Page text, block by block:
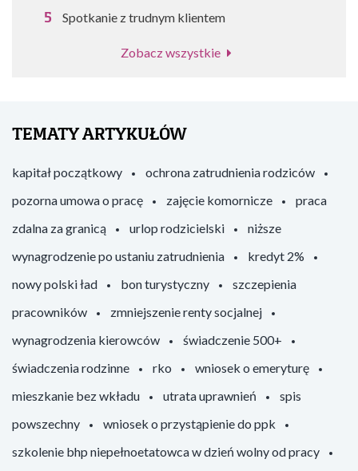
Spotkanie z trudnym klientem
Zobacz wszystkie
TEMATY ARTYKUŁÓW
kapitał początkowy
ochrona zatrudnienia rodziców
pozorna umowa o pracę
zajęcie komornicze
praca
zdalna za granicą
urlop rodzicielski
niższe
wynagrodzenie po ustaniu zatrudnienia
kredyt 2%
nowy polski ład
bon turystyczny
szczepienia
pracowników
zmniejszenie renty socjalnej
wynagrodzenia kierowców
świadczenie 500+
świadczenia rodzinne
rko
wniosek o emeryturę
mieszkanie bez wkładu
utrata uprawnień
spis
powszechny
wniosek o przystąpienie do ppk
szkolenie bhp niepełnoetatowca w dzień wolny od pracy